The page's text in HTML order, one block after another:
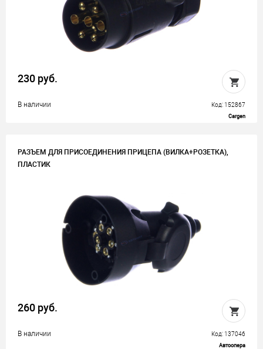
230 руб.
В наличии Код: 152867
Cargen
РАЗЪЕМ ДЛЯ ПРИСОЕДИНЕНИЯ ПРИЦЕПА (ВИЛКА+РОЗЕТКА),
ПЛАСТИК
260 руб.
В наличии Код: 137046
Автоопера